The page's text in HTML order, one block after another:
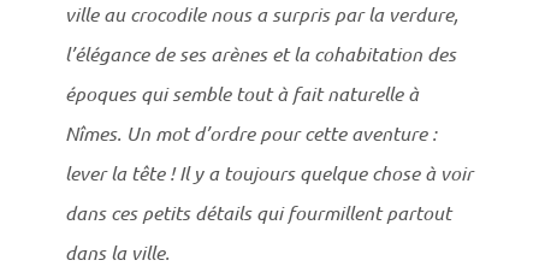
ville au crocodile nous a surpris par la verdure,
l’élégance de ses arènes et la cohabitation des
époques qui semble tout à fait naturelle à
Nîmes. Un mot d’ordre pour cette aventure :
lever la tête ! Il y a toujours quelque chose à voir
dans ces petits détails qui fourmillent partout
dans la ville.